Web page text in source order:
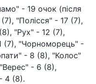
- 19 очок (після
"Полісся" - 17 (7),
"Рух" - 12 (7),
(7), "Чорноморець" -
- 8 (8), "Колос"
- 6 (8),
4 (8).